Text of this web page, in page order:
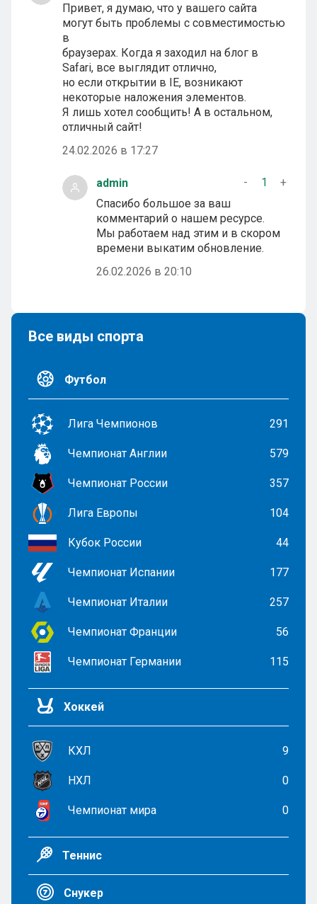
Привет, я думаю, что у вашего сайта
могут быть проблемы с совместимостью
в
браузерах. Когда я заходил на блог в
Safari, все выглядит отлично,
но если открытии в IE, возникают
некоторые наложения элементов.
Я лишь хотел сообщить! А в остальном,
отличный сайт!
24.02.2026 в 17:27
admin - 1
+
Спасибо большое за ваш
комментарий о нашем ресурсе.
Мы работаем над этим и в скором
времени выкатим обновление.
26.02.2026 в 20:10
Все виды спорта
Футбол
Лига Чемпионов 291
Чемпионат Англии 579
Чемпионат России 357
Лига Европы 104
Кубок России 44
Чемпионат Испании 177
Чемпионат Италии 257
Чемпионат Франции 56
Чемпионат Германии 115
Хоккей
КХЛ 9
НХЛ 0
Чемпионат мира 0
Теннис
Снукер